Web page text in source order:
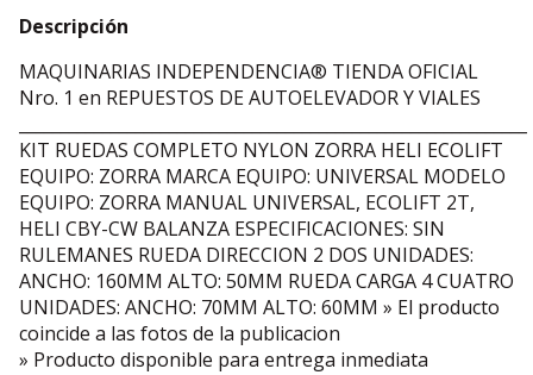
Descripción
MAQUINARIAS INDEPENDENCIA® TIENDA OFICIAL
Nro. 1 en REPUESTOS DE AUTOELEVADOR Y VIALES
KIT RUEDAS COMPLETO NYLON ZORRA HELI ECOLIFT
EQUIPO: ZORRA MARCA EQUIPO: UNIVERSAL MODELO
EQUIPO: ZORRA MANUAL UNIVERSAL, ECOLIFT 2T,
HELI CBY-CW BALANZA ESPECIFICACIONES: SIN
RULEMANES RUEDA DIRECCION 2 DOS UNIDADES:
ANCHO: 160MM ALTO: 50MM RUEDA CARGA 4 CUATRO
UNIDADES: ANCHO: 70MM ALTO: 60MM » El producto
coincide a las fotos de la publicacion
» Producto disponible para entrega inmediata